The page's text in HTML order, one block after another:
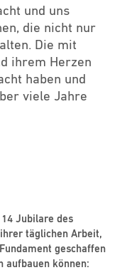
und uns
die nicht nur
Die mit
ihrem Herzen
haben und
viele Jahre
Jubilare des
täglichen Arbeit,
geschaffen
aufbauen können: